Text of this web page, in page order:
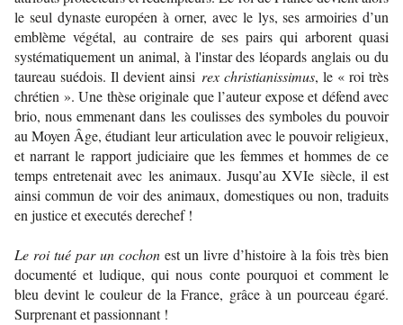
le seul dynaste européen à orner, avec le lys, ses armoiries d’un
emblème végétal, au contraire de ses pairs qui arborent quasi
systématiquement un animal, à l'instar des léopards anglais ou du
taureau suédois. Il devient ainsi rex christianissimus, le « roi très
chrétien ». Une thèse originale que l’auteur expose et défend avec
brio, nous emmenant dans les coulisses des symboles du pouvoir
au Moyen Âge, étudiant leur articulation avec le pouvoir religieux,
et narrant le rapport judiciaire que les femmes et hommes de ce
temps entretenait avec les animaux. Jusqu’au XVIe siècle, il est
ainsi commun de voir des animaux, domestiques ou non, traduits
en justice et executés derechef !
Le roi tué par un cochon est un livre d’histoire à la fois très bien
documenté et ludique, qui nous conte pourquoi et comment le
bleu devint le couleur de la France, grâce à un pourceau égaré.
Surprenant et passionnant !